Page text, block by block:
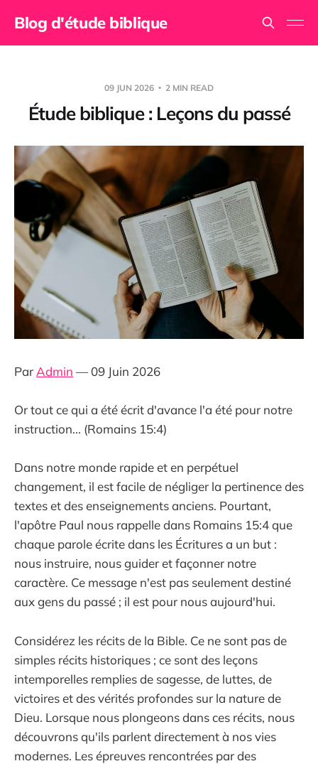
Blog d'étude biblique
09 JUN 2026 2 MIN READ
Étude biblique : Leçons du passé
Par Admin — 09 Juin 2026
Or tout ce qui a été écrit d'avance l'a été pour notre
instruction... (Romains 15:4)
Dans notre monde rapide et en perpétuel
changement, il est facile de négliger la pertinence des
textes et des enseignements anciens. Pourtant,
l'apôtre Paul nous rappelle dans Romains 15:4 que
chaque parole écrite dans les Écritures a un but :
nous instruire, nous guider et façonner notre
caractère. Ce message n'est pas seulement destiné
aux gens du passé ; il est pour nous aujourd'hui.
Considérez les récits de la Bible. Ce ne sont pas de
simples récits historiques ; ce sont des leçons
intemporelles remplies de sagesse, de luttes, de
victoires et des vérités profondes sur la nature de
Dieu. Lorsque nous plongeons dans ces récits, nous
découvrons qu'ils parlent directement à nos vies
modernes. Les épreuves rencontrées par des